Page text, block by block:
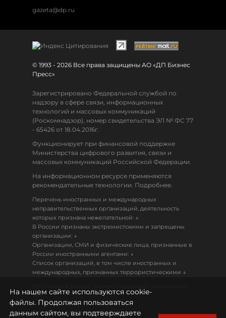
gazeta@dp.ru
© 1993 - 2026 Все права защищены АО «ДП Бизнес
Пресс»
Зарегистрировано Федеральной службой по
надзору в сфере связи, информационных
технологий и массовых коммуникаций
(Роскомнадзор), номер свидетельства ЭЛ № ФС 77
- 65426 от 18.04.2016г.
Функционирует при финансовой поддержке
Министерства цифрового развития, связи и
массовых коммуникаций Российской Федерации.
На информационном ресурсе применяются
рекомендательные технологии. Подробнее.
Перечень иностранных и международных
неправительственных организаций, деятельность
которых признана нежелательной: ↓
В России признаны экстремистскими и запрещены
организации: ↓
Организации, СМИ и физические лица, признанные в
России иностранными агентами: ↓
Список организаций, в том числе иностранных и
международных, признанных террористическими ↓
18+
Политика конфиденциальности
На нашем сайте используются cookie-
файлы. Продолжая пользоваться
данным сайтом, вы подтверждаете